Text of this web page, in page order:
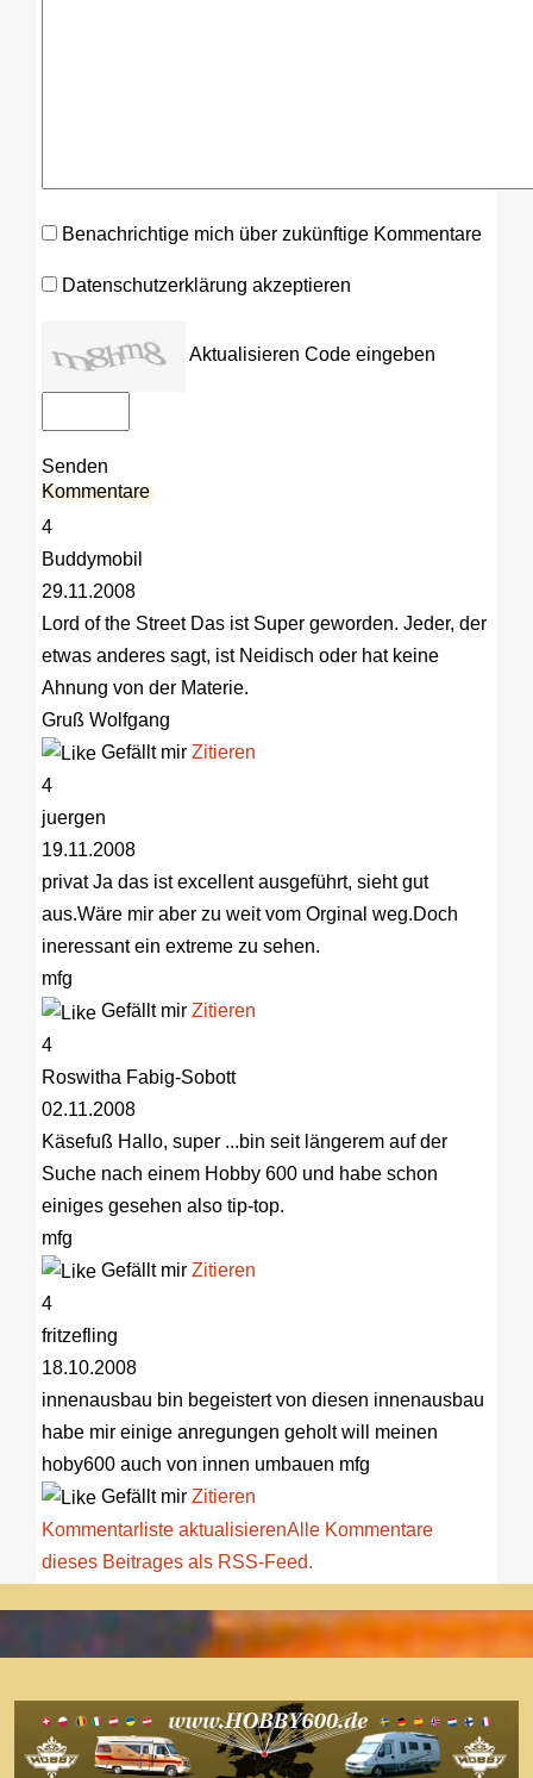
Benachrichtige mich über zukünftige Kommentare
Datenschutzerklärung akzeptieren
Aktualisieren Code eingeben
Senden
Kommentare
4
Buddymobil
29.11.2008
Lord of the StreetDas ist Super geworden. Jeder, der
etwas anderes sagt, ist Neidisch oder hat keine
Ahnung von der Materie.
Gruß Wolfgang
Gefällt mir Zitieren
4
juergen
19.11.2008
privatJa das ist excellent ausgeführt, sieht gut
aus.Wäre mir aber zu weit vom Orginal weg.Doch
ineressant ein extreme zu sehen.
mfg
Gefällt mir Zitieren
4
Roswitha Fabig-Sobott
02.11.2008
Käsefuß Hallo, super ...bin seit längerem auf der
Suche nach einem Hobby 600 und habe schon
einiges gesehen also tip-top.
mfg
Gefällt mir Zitieren
4
fritzefling
18.10.2008
innenausbau bin begeistert von diesen innenausbau
habe mir einige anregungen geholt will meinen
hoby600 auch von innen umbauen mfg
Gefällt mir Zitieren
Kommentarliste aktualisierenAlle Kommentare
dieses Beitrages als RSS-Feed.